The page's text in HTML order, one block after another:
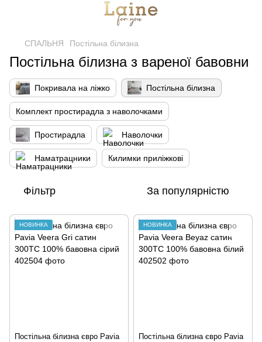
СПАЛЬНЯ Постільна білизна
Постільна білизна з вареної бавовни
Покривала на ліжко Постільна білизна
Комплект простирадла з наволочками
Простирадла Наволочки
Наматрацники Килимки приліжкові
Фільтр За популярністю
НОВИНКА
Постільна білизна євро Pavia
НОВИНКА
Постільна білизна євро Pavia